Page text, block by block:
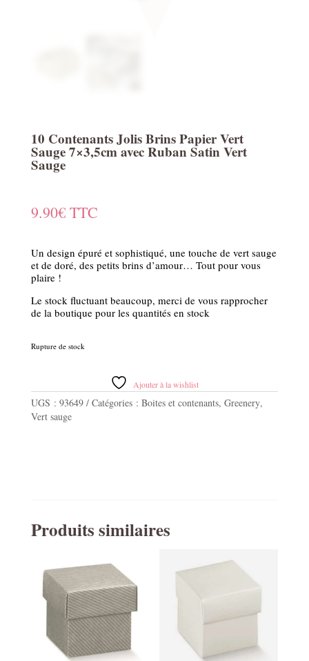
10 Contenants Jolis Brins Papier Vert
Sauge 7×3,5cm avec Ruban Satin Vert
Sauge
9.90€ TTC
Un design épuré et sophistiqué, une touche de vert sauge
et de doré, des petits brins d’amour… Tout pour vous
plaire !
Le stock fluctuant beaucoup, merci de vous rapprocher
de la boutique pour les quantités en stock
Rupture de stock
Ajouter à la wishlist
UGS : 93649 Catégories : Boites et contenants, Greenery,
Vert sauge
Produits similaires